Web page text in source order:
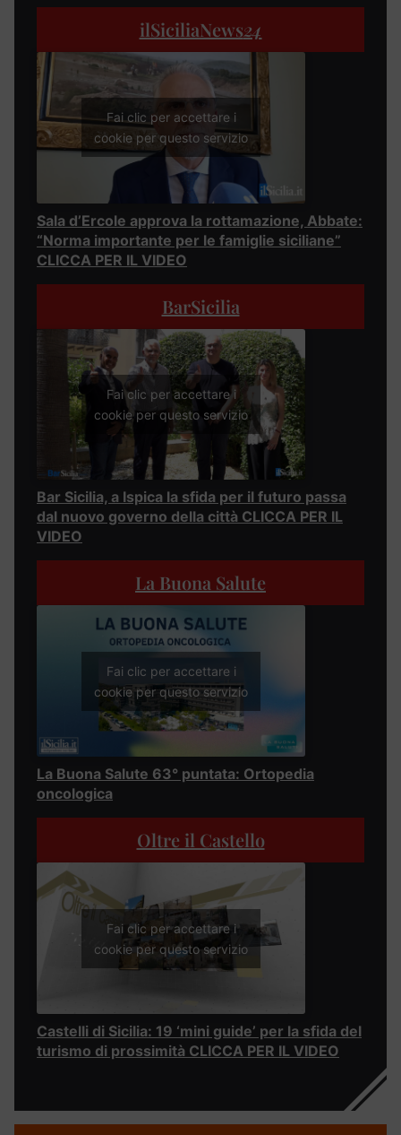
ilSiciliaNews24
Fai clic per accettare i
cookie per questo servizio
Sala d’Ercole approva la rottamazione, Abbate:
“Norma importante per le famiglie siciliane”
CLICCA PER IL VIDEO
BarSicilia
Fai clic per accettare i
cookie per questo servizio
Bar Sicilia, a Ispica la sfida per il futuro passa
dal nuovo governo della città CLICCA PER IL
VIDEO
La Buona Salute
Fai clic per accettare i
cookie per questo servizio
La Buona Salute 63° puntata: Ortopedia
oncologica
Oltre il Castello
Fai clic per accettare i
cookie per questo servizio
Castelli di Sicilia: 19 ‘mini guide’ per la sfida del
turismo di prossimità CLICCA PER IL VIDEO